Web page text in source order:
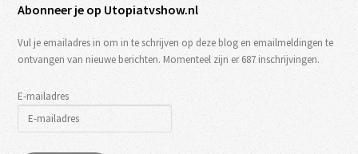
Abonneer je op Utopiatvshow.nl
Vul je emailadres in om in te schrijven op deze blog en emailmeldingen te
ontvangen van nieuwe berichten. Momenteel zijn er 687 inschrijvingen.
E-mailadres